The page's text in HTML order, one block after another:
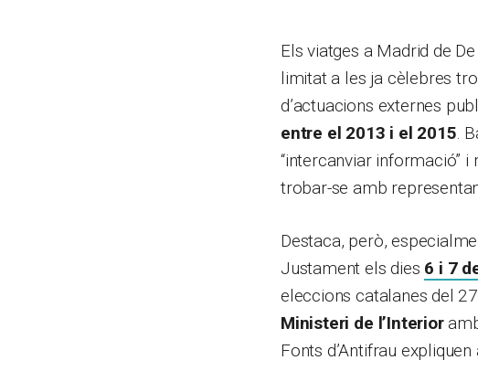
Els viatges a Madrid de
limitat a les ja cèlebres
d’actuacions externes
entre el 2013 i el 2015.
“intercanviar informació” i
trobar-se amb
Destaca, però,
Justament els dies 6 i 7
eleccions catalanes del
Ministeri de l’Interior
Fonts d’Antifrau